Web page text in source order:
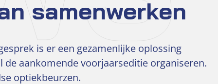
samenwerken
is er een gezamenlijke oplossing
de aankomende voorjaarseditie organiseren.
optiekbeurzen.